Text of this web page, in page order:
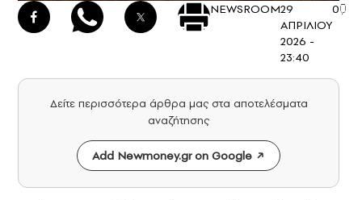
NEWSROOM29
ΑΠΡΙΛΙΟΥ
2026 -
23:40
0
Δείτε περισσότερα άρθρα μας στα αποτελέσματα
αναζήτησης
Add Newmoney.gr on Google